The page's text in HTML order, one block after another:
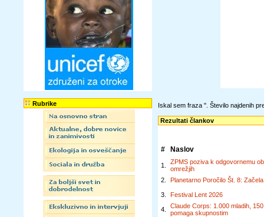
Rubrike Iskal sem fraza ''. Število najdenih
Rezultati člankov
# Naslov
1.
ZPMS poziva k odgovornemu
omrežjih
2.
Planetarno Poročilo Št. 8:
3. Festival Lent 2026
4.
Claude Corps: 1.000 mladih,
pomaga skupnostim